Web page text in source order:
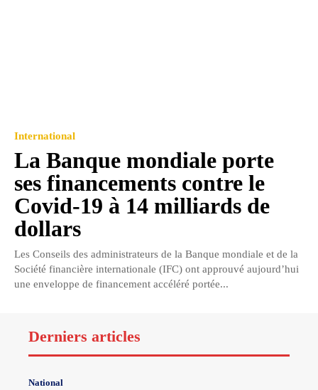
International
La Banque mondiale porte
ses financements contre le
Covid-19 à 14 milliards de
dollars
Les Conseils des administrateurs de la Banque mondiale et de la
Société financière internationale (IFC) ont approuvé aujourd’hui
une enveloppe de financement accéléré portée...
Derniers articles
National